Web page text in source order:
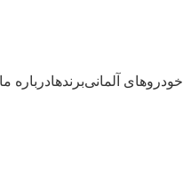
خودروهای آلمانیبرندهادرباره ما